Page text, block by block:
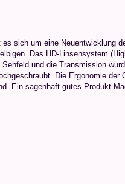
sich um eine Neuentwicklung
Das HD-Linsensystem
und die Transmission
Die Ergonomie der
Ein sagenhaft gutes Produkt